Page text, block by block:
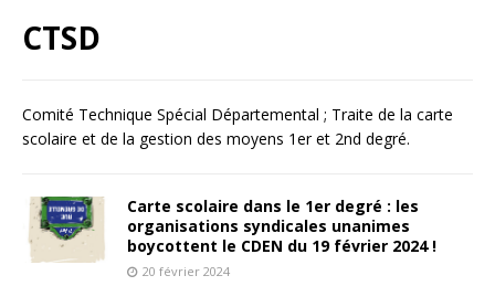
CTSD
Comité Technique Spécial Départemental ; Traite de la carte
scolaire et de la gestion des moyens 1er et 2nd degré.
Carte scolaire dans le 1er degré : les
organisations syndicales unanimes
boycottent le CDEN du 19 février 2024 !
20 février 2024